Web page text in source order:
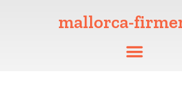
mallorca-